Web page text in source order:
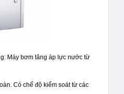
Máy bơm tăng áp lực nước từ
Có chế độ kiểm soát từ các